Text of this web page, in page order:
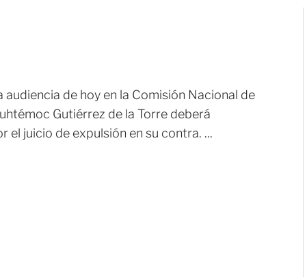
de hoy en la Comisión Nacional de
Gutiérrez de la Torre deberá
el juicio de expulsión en su contra. ...